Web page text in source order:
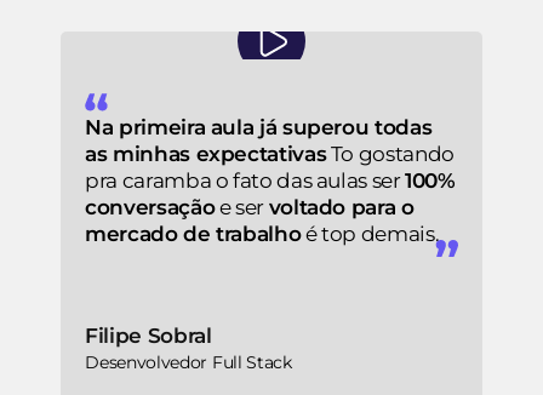
Na primeira aula já superou todas
as minhas expectativasTo gostando
pra caramba o fato das aulas ser100%
conversaçãoe ser voltado para o
mercado de trabalhoé top demais.
Filipe Sobral
Desenvolvedor Full Stack